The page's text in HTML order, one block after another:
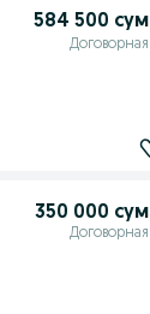
584 500 сум
Договорная
350 000 сум
Договорная